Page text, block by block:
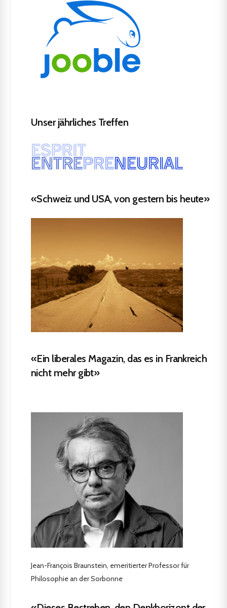
Unser jährliches Treffen
«Schweiz und USA, von gestern bis heute»
«Ein liberales Magazin, das es in Frankreich
nicht mehr gibt»
Jean-François Braunstein, emeritierter Professor für
Philosophie an der Sorbonne